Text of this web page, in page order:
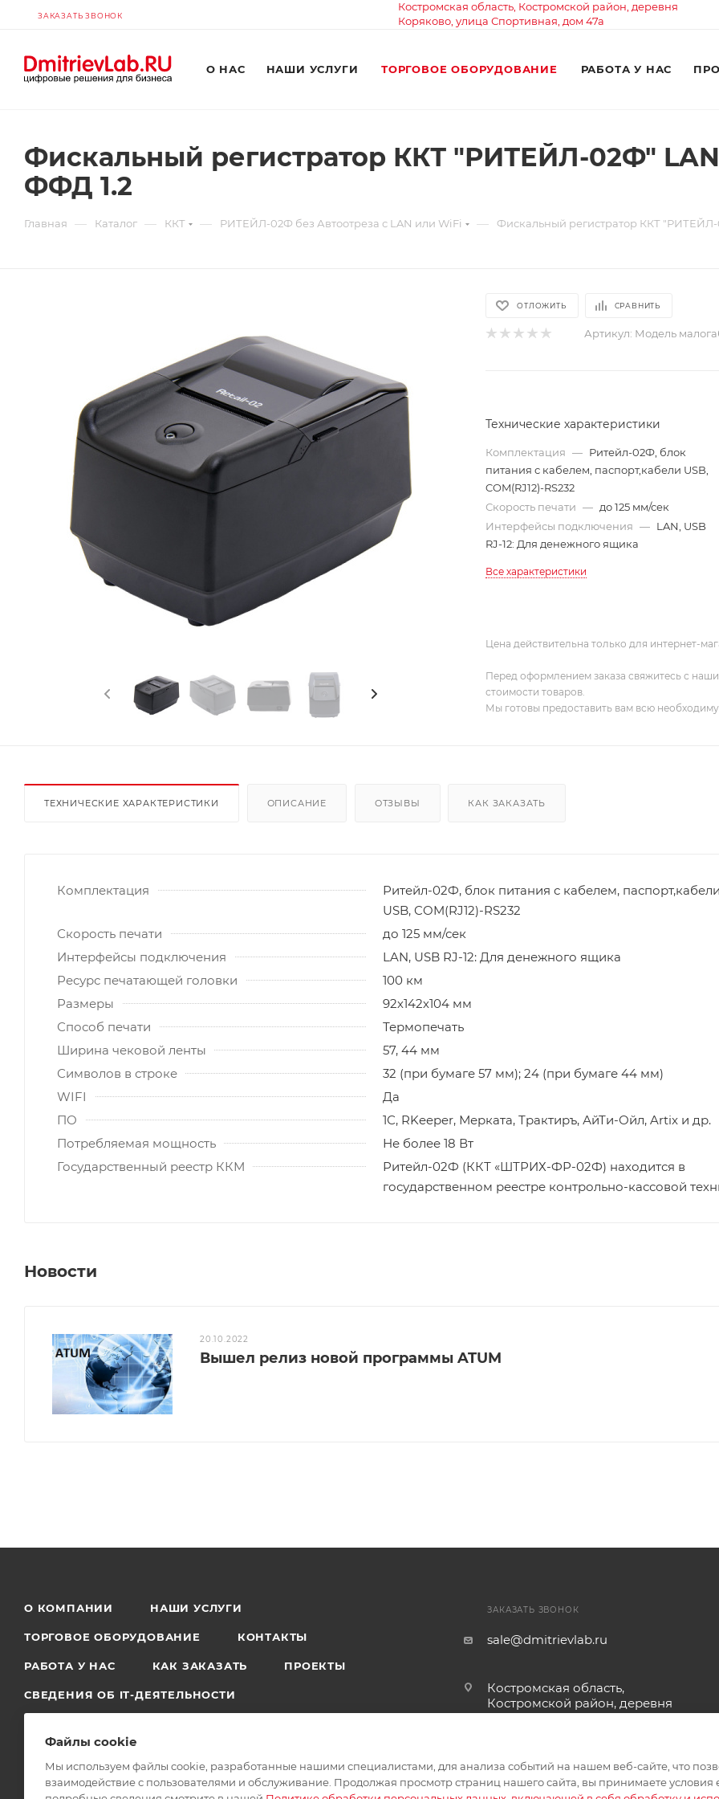
ЗАКАЗАТЬ ЗВОНОК
Костромская область, Костромской район, деревня
Коряково, улица Спортивная, дом 47а
О НАС НАШИ УСЛУГИ ТОРГОВОЕ ОБОРУДОВАНИЕ РАБОТА У НАС
Фискальный регистратор ККТ "РИТЕЙЛ-02Ф"
ФФД 1.2
Главная — Каталог — ККТ — РИТЕЙЛ-02Ф без Автоотреза с LAN или WiFi — Фискальный регистратор ККТ
ОТЛОЖИТЬ СРАВНИТЬ
Артикул: Модель
Технические характеристики
Комплектация — Ритейл-02Ф, блок
питания с кабелем, паспорт,кабели USB,
COM(RJ12)-RS232
Скорость печати — до 125 мм/сек
Интерфейсы подключения — LAN, USB
RJ-12: Для денежного ящика
Все характеристики
Цена действительна только для интернет-
Перед оформлением заказа свяжитесь с
стоимости товаров.
Мы готовы предоставить вам всю
ТЕХНИЧЕСКИЕ ХАРАКТЕРИСТИКИ ОПИСАНИЕ ОТЗЫВЫ КАК ЗАКАЗАТЬ
Комплектация
Ритейл-02Ф, блок питания с кабелем,
USB, COM(RJ12)-RS232
Скорость печати
до 125 мм/сек
Интерфейсы подключения
LAN, USB RJ-12: Для денежного ящика
Ресурс печатающей головки
100 км
Размеры
92х142х104 мм
Способ печати
Термопечать
Ширина чековой ленты
57, 44 мм
Символов в строке
32 (при бумаге 57 мм); 24 (при бумаге 44 мм)
WIFI
Да
ПО
1С, RKeeper, Мерката, Трактиръ, АйТи-Ойл, Artix и др.
Потребляемая мощность
Не более 18 Вт
Государственный реестр ККМ
Ритейл-02Ф (ККТ «ШТРИХ-ФР-02Ф) находится в
государственном реестре контрольно-кассовой
Новости
20.10.2022
Вышел релиз новой программы ATUM
О КОМПАНИИ НАШИ УСЛУГИ
ТОРГОВОЕ ОБОРУДОВАНИЕ КОНТАКТЫ
РАБОТА У НАС КАК ЗАКАЗАТЬ ПРОЕКТЫ
СВЕДЕНИЯ ОБ IT-ДЕЯТЕЛЬНОСТИ
ЗАКАЗАТЬ ЗВОНОК
sale@dmitrievlab.ru
Костромская область,
Костромской район, деревня
Коряково, улица Спортивная,
Файлы cookie
Мы используем файлы cookie, разработанные нашими специалистами, для анализа событий на нашем веб-сайте, что
взаимодействие с пользователями и обслуживание. Продолжая просмотр страниц нашего сайта, вы принимаете условия